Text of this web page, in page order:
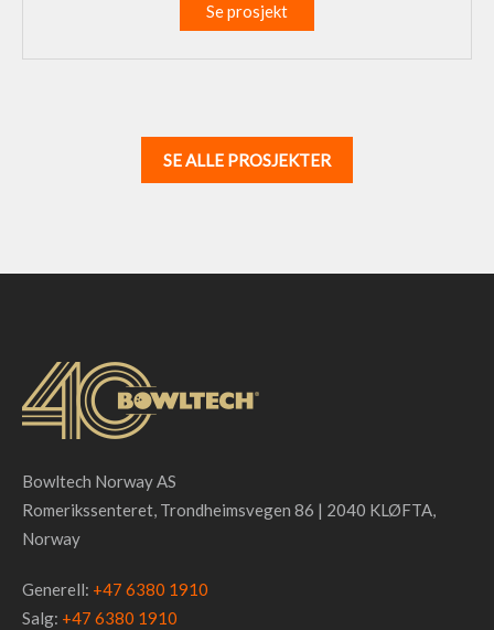
Se prosjekt
SE ALLE PROSJEKTER
Bowltech Norway AS
Romerikssenteret, Trondheimsvegen 86 | 2040 KLØFTA,
Norway
Generell: +47 6380 1910
Salg: +47 6380 1910